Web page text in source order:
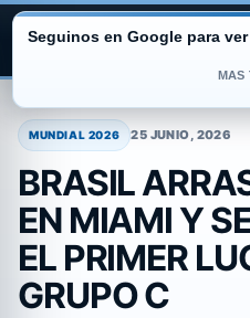
contenido
MUNDIAL 2026 25 JUNIO, 2026
BRASIL
EN MIAMI Y
EL PRIMER
GRUPO C
Seguinos en Google para
MAS